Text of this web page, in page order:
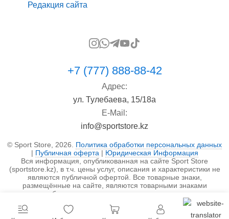
Редакция сайта
+7 (777) 888-88-42
Адрес:
ул. Тулебаева, 15/18а
E-Mail:
info@sportstore.kz
© Sport Store, 2026. Политика обработки персональных данных
| Публичная оферта | Юридическая Информация
Вся информация, опубликованная на сайте Sport Store
(sportstore.kz), в т.ч. цены услуг, описания и характеристики не
являются публичной офертой. Все товарные знаки,
размещённые на сайте, являются товарными знаками
правообладателя и используются исключительно в